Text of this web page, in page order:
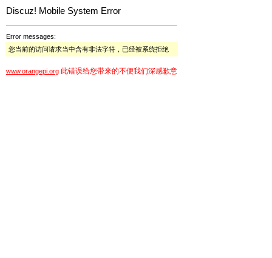
Discuz! Mobile System Error
Error messages:
您当前的访问请求当中含有非法字符，已经被系统拒绝
www.orangepi.org 此错误给您带来的不便我们深感歉意